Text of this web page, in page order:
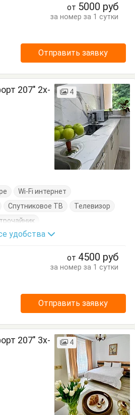
от 5000 руб
за номер за 1 сутки
Отправить заявку
207" 2х-
4
Wi-Fi интернет
Спутниковое ТВ
Телевизор
Кухонный стол
удобства
от 4500 руб
за номер за 1 сутки
Отправить заявку
207" 3х-
4